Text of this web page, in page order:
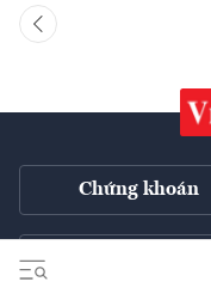
Chứng khoán